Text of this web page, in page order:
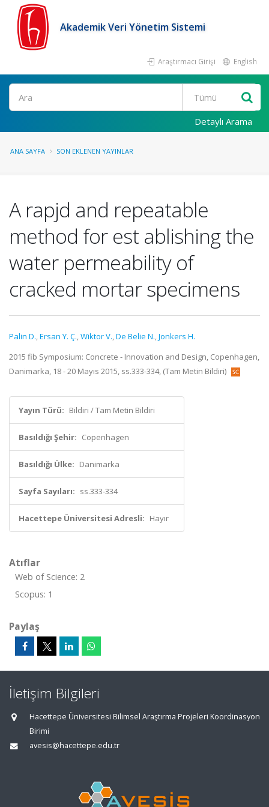
Akademik Veri Yönetim Sistemi
Araştırmacı Girişi English
Ara
Detaylı Arama
ANA SAYFA SON EKLENEN YAYINLAR
A rapjd and repeatable
method for est ablishing the
water permeability of
cracked mortar specimens
Palin D.,Ersan Y. Ç.,Wiktor V.,De Belie N.,Jonkers H.
2015 fib Symposium: Concrete - Innovation and Design, Copenhagen,
Danimarka, 18 - 20 Mayıs 2015, ss.333-334, (Tam Metin Bildiri)
Yayın Türü: Bildiri / Tam Metin Bildiri
Basıldığı Şehir: Copenhagen
Basıldığı Ülke: Danimarka
Sayfa Sayıları: ss.333-334
Hacettepe Üniversitesi Adresli: Hayır
Atıflar
Web of Science: 2
Scopus: 1
Paylaş
İletişim Bilgileri
Hacettepe Üniversitesi Bilimsel Araştırma Projeleri Koordinasyon
Birimi
avesis@hacettepe.edu.tr